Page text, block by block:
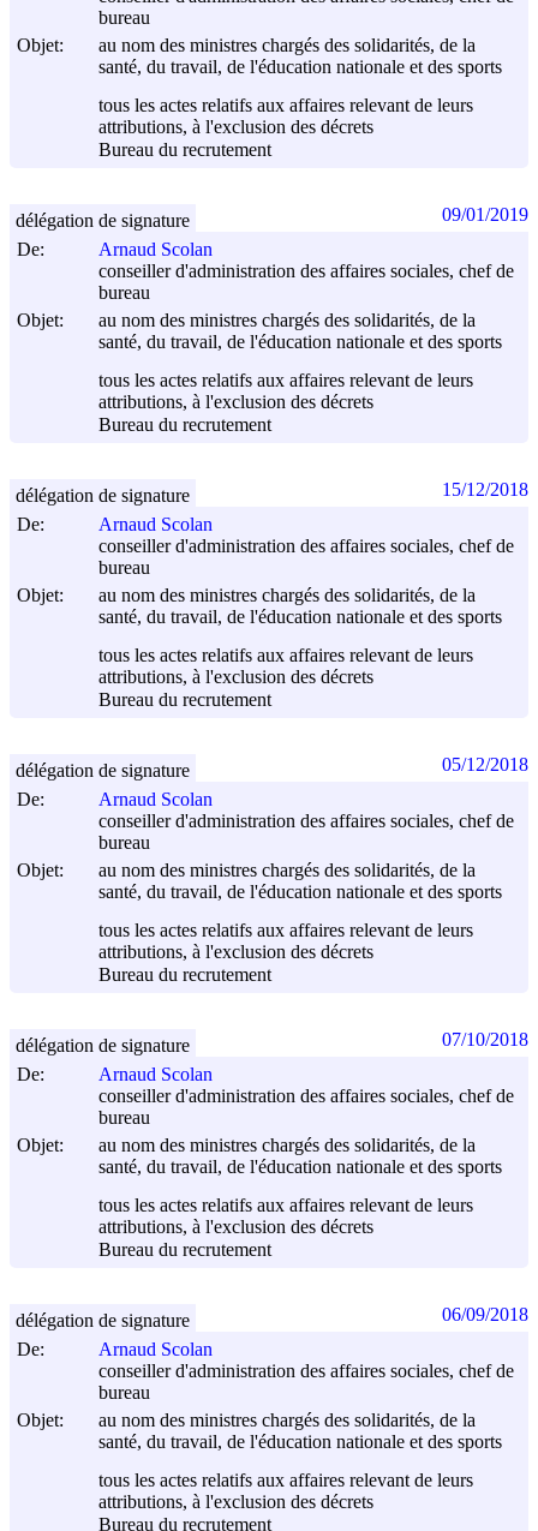
bureau
Objet:
au nom des ministres chargés des solidarités, de la
santé, du travail, de l'éducation nationale et des sports
tous les actes relatifs aux affaires relevant de leurs
attributions, à l'exclusion des décrets
Bureau du recrutement
De:
Arnaud Scolan
conseiller d'administration des affaires sociales, chef de
bureau
Objet:
au nom des ministres chargés des solidarités, de la
santé, du travail, de l'éducation nationale et des sports
tous les actes relatifs aux affaires relevant de leurs
attributions, à l'exclusion des décrets
Bureau du recrutement
délégation de signature 09/01/2019
De:
Arnaud Scolan
conseiller d'administration des affaires sociales, chef de
bureau
Objet:
au nom des ministres chargés des solidarités, de la
santé, du travail, de l'éducation nationale et des sports
tous les actes relatifs aux affaires relevant de leurs
attributions, à l'exclusion des décrets
Bureau du recrutement
délégation de signature 15/12/2018
De:
Arnaud Scolan
conseiller d'administration des affaires sociales, chef de
bureau
Objet:
au nom des ministres chargés des solidarités, de la
santé, du travail, de l'éducation nationale et des sports
tous les actes relatifs aux affaires relevant de leurs
attributions, à l'exclusion des décrets
Bureau du recrutement
délégation de signature 05/12/2018
De:
Arnaud Scolan
conseiller d'administration des affaires sociales, chef de
bureau
Objet:
au nom des ministres chargés des solidarités, de la
santé, du travail, de l'éducation nationale et des sports
tous les actes relatifs aux affaires relevant de leurs
attributions, à l'exclusion des décrets
Bureau du recrutement
délégation de signature 07/10/2018
De:
Arnaud Scolan
conseiller d'administration des affaires sociales, chef de
bureau
Objet:
au nom des ministres chargés des solidarités, de la
santé, du travail, de l'éducation nationale et des sports
tous les actes relatifs aux affaires relevant de leurs
attributions, à l'exclusion des décrets
Bureau du recrutement
délégation de signature 06/09/2018